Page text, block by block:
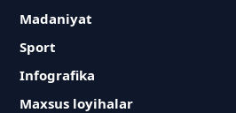
Madaniyat
Sport
Infografika
Maxsus loyihalar